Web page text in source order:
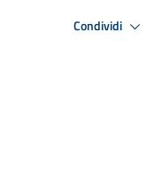
Condividi